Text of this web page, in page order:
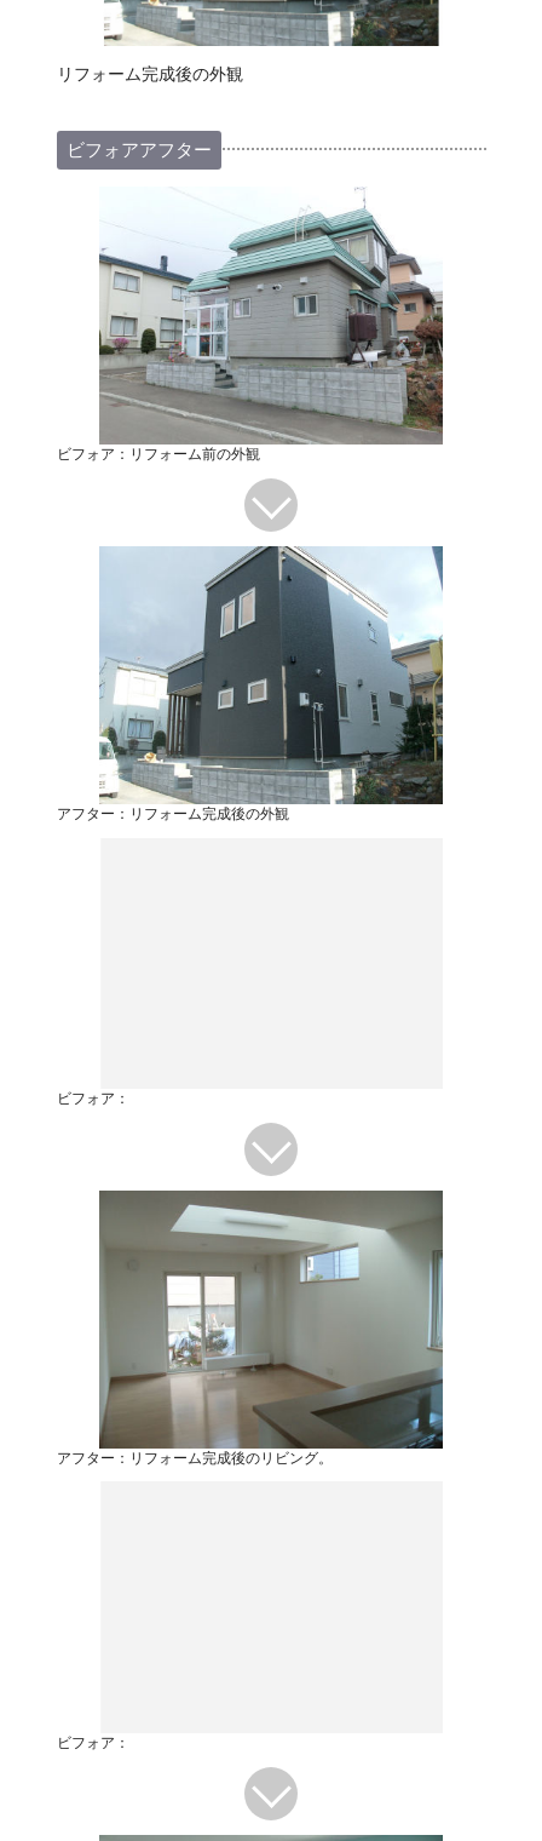
リフォーム完成後の外観
ビフォアアフター
ビフォア：リフォーム前の外観
アフター：リフォーム完成後の外観
ビフォア：
アフター：リフォーム完成後のリビング。
ビフォア：